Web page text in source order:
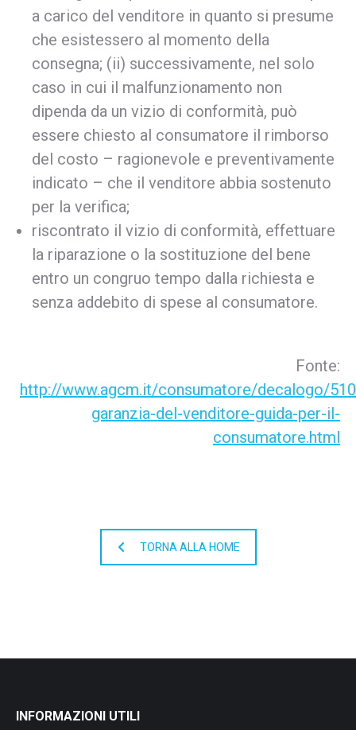
a carico del venditore in quanto si presume
che esistessero al momento della
consegna; (ii) successivamente, nel solo
caso in cui il malfunzionamento non
dipenda da un vizio di conformità, può
essere chiesto al consumatore il rimborso
del costo – ragionevole e preventivamente
indicato – che il venditore abbia sostenuto
per la verifica;
riscontrato il vizio di conformità, effettuare
la riparazione o la sostituzione del bene
entro un congruo tempo dalla richiesta e
senza addebito di spese al consumatore.
Fonte:
http://www.agcm.it/consumatore/decalogo/
garanzia-del-venditore-guida-per-il-
consumatore.html
TORNA ALLA HOME
INFORMAZIONI UTILI